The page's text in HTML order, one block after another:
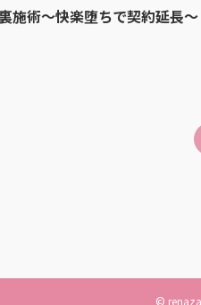
施術〜快楽堕ちで契約延長〜
©